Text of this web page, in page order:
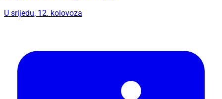
U srijedu, 12. kolovoza